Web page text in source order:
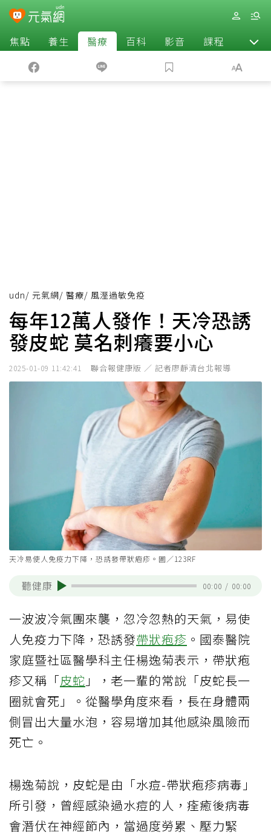
焦點 養生 醫療 百科 影音 課程 退休
udn/ 元氣網/ 醫療/ 風溼過敏免疫
每年12萬人發作！天冷恐誘
發皮蛇 莫名刺癢要小心
2025-01-09 11:42:41 聯合報健康版 ／ 記者廖靜清台北報導
天冷易使人免疫力下降，恐誘發帶狀疱疹。圖／123RF
聽健康 00:00 / 00:00
一波波冷氣團來襲，忽冷忽熱的天氣，易使
人免疫力下降，恐誘發帶狀疱疹 。國泰醫院
家庭暨社區醫學科主任楊逸菊表示，帶狀疱
疹又稱「皮蛇 」，老一輩的常說「皮蛇長一
圈就會死」。從醫學角度來看，長在身體兩
側冒出大量水泡，容易增加其他感染風險而
死亡。
楊逸菊說，皮蛇是由「水痘-帶狀疱疹病毒」
所引發，曾經感染過水痘的人，痊癒後病毒
會潛伏在神經節內，當過度勞累、壓力緊